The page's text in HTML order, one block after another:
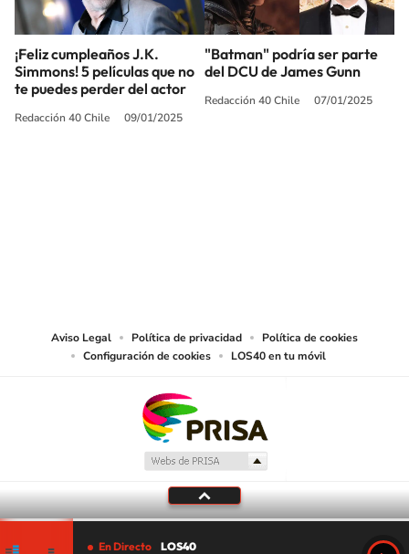
¡Feliz cumpleaños J.K.
Simmons! 5 películas que no
te puedes perder del actor
Redacción 40 Chile 09/01/2025
"Batman" podría ser parte
del DCU de James Gunn
Redacción 40 Chile 07/01/2025
Aviso Legal Política de privacidad
Política de cookies
Configuración de cookies
LOS40 en tu móvil
En Directo LOS40